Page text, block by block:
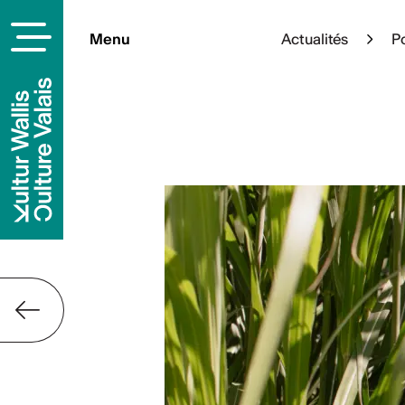
Cet été, l’art s’épanouit en
sélection d’expositions à
pleinement de votre été
En
Menu Actualités